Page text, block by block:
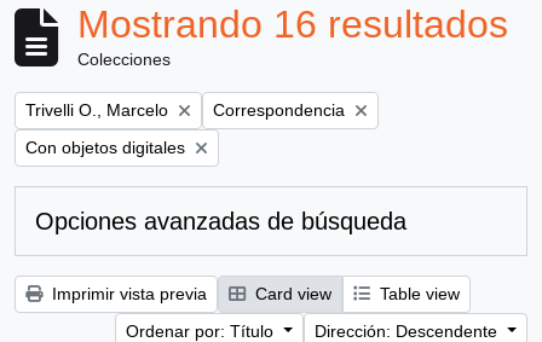
Mostrando 16 resultados
Colecciones
Remove filter:
Trivelli O., Marcelo Remove filter:
Correspondencia
Remove filter:
Con objetos digitales
Opciones avanzadas de búsqueda
Imprimir vista previa Card view
Table view
Ordenar por: Título
Dirección: Descendente